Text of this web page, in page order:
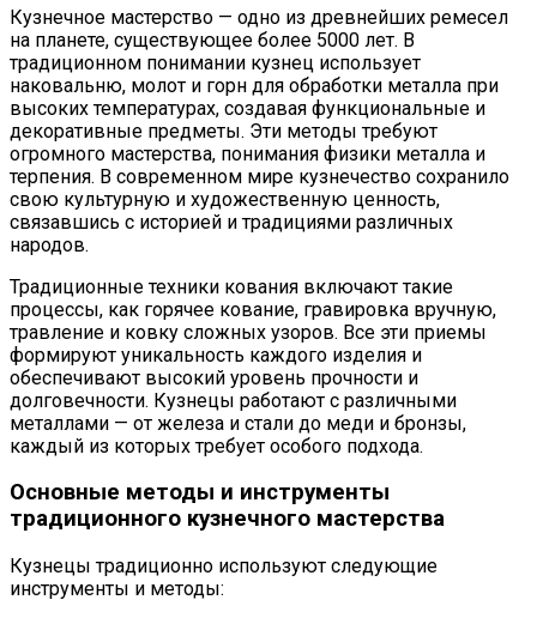
Кузнечное мастерство — одно из древнейших ремесел
на планете, существующее более 5000 лет. В
традиционном понимании кузнец использует
наковальню, молот и горн для обработки металла при
высоких температурах, создавая функциональные и
декоративные предметы. Эти методы требуют
огромного мастерства, понимания физики металла и
терпения. В современном мире кузнечество сохранило
свою культурную и художественную ценность,
связавшись с историей и традициями различных
народов.
Традиционные техники кования включают такие
процессы, как горячее кование, гравировка вручную,
травление и ковку сложных узоров. Все эти приемы
формируют уникальность каждого изделия и
обеспечивают высокий уровень прочности и
долговечности. Кузнецы работают с различными
металлами — от железа и стали до меди и бронзы,
каждый из которых требует особого подхода.
Основные методы и инструменты
традиционного кузнечного мастерства
Кузнецы традиционно используют следующие
инструменты и методы: